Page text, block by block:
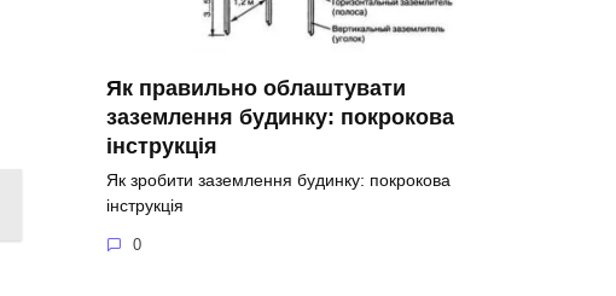
Як правильно облаштувати
заземлення будинку: покрокова
інструкція
Як зробити заземлення будинку: покрокова
інструкція
0